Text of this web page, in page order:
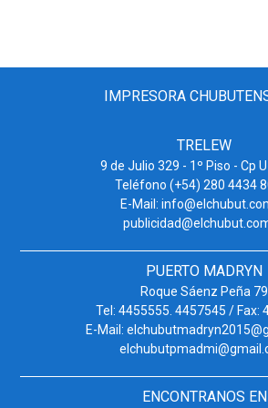
IMPRESORA
TRELEW
9 de Julio 329 - 1º Piso - Cp
Teléfono (+54) 280 4434
E-Mail:
PUERTO MADRYN
Roque Sáenz Peña 79
Tel: 4455555. 4457545 / Fax:
E-Mail:
ENCONTRANOS EN